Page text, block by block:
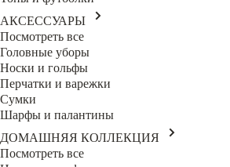
АКСЕССУАРЫ
Посмотреть все
Головные уборы
Носки и гольфы
Перчатки и варежки
Сумки
Шарфы и палантины
ДОМАШНЯЯ КОЛЛЕКЦИЯ
Посмотреть все